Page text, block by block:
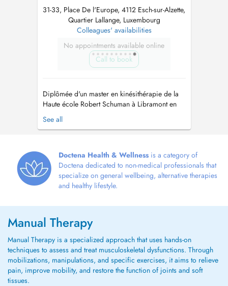
31-33, Place De l'Europe, 4112 Esch-sur-Alzette,
Quartier Lallange, Luxembourg
Colleagues' availabilities
No appointments available online
Call to book
Diplômée d'un master en kinésithérapie de la
Haute école Robert Schuman à Libramont en
Belgique depuis 2008, j'ai eu la chance de
pratiquer des modelages et des massages dans
que kinésithérapeute dans ...
See all
Doctena Health & Wellness is a category of
Doctena dedicated to non-medical professionals that
specialize on general wellbeing, alternative therapies
and healthy lifestyle.
Manual Therapy
Manual Therapy is a specialized approach that uses hands-on
techniques to assess and treat musculoskeletal dysfunctions. Through
mobilizations, manipulations, and specific exercises, it aims to relieve
pain, improve mobility, and restore the function of joints and soft
tissues.